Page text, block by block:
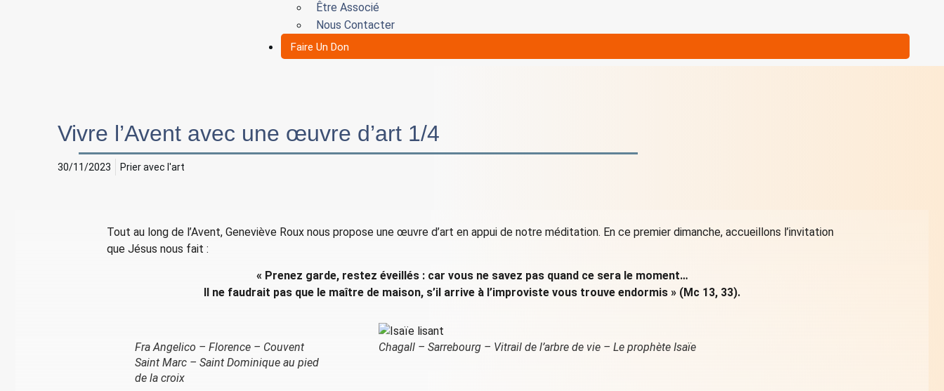
Être Associé
Nous Contacter
Faire Un Don
Vivre l’Avent avec une œuvre d’art 1/4
30/11/2023 Prier avec l'art
Tout au long de l’Avent, Geneviève Roux nous propose une œuvre d’art en appui de notre méditation. En ce premier dimanche, accueillons l’invitation
que Jésus nous fait :
« Prenez garde, restez éveillés : car vous ne savez pas quand ce sera le moment…
Il ne faudrait pas que le maître de maison, s’il arrive à l’improviste vous trouve endormis » (Mc 13, 33).
Fra Angelico – Florence – Couvent
Saint Marc – Saint Dominique au pied
de la croix
Chagall – Sarrebourg – Vitrail de l’arbre de vie – Le prophète Isaïe